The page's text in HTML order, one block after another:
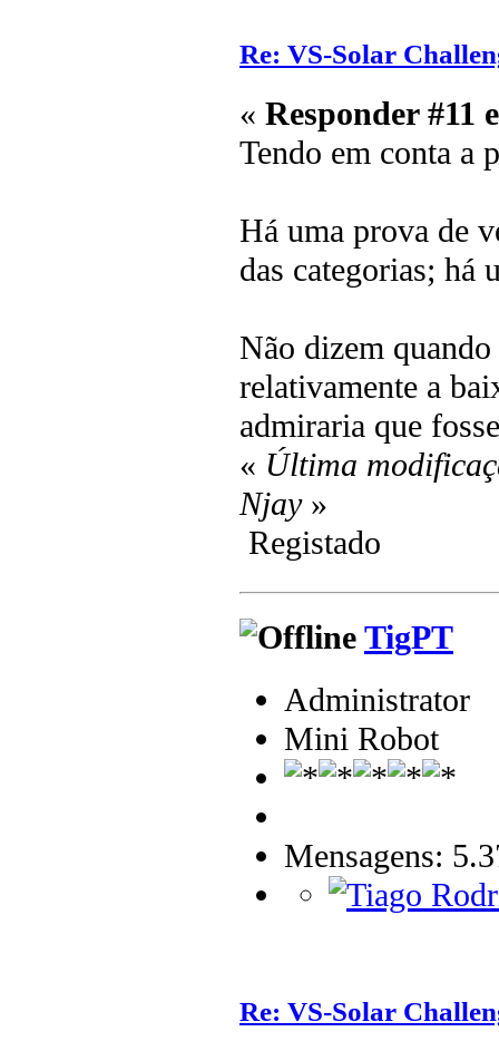
Re: VS-Solar
« Responder #11
Tendo em conta a
Há uma prova de
das categorias; há
Não dizem
relativamente a
admiraria que
« Última
Njay»
Registado
TigPT
Administrator
Mini Robot
Mensagens:
Re: VS-Solar